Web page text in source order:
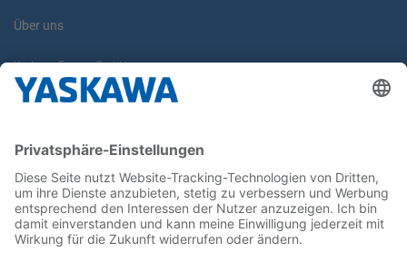
Über uns
Yaskawa Europe GmbH
Karriere
Newsletter